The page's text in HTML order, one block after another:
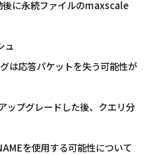
に永続ファイルのmaxscale
ュ
は応答パケットを失う可能性が
プグレードした後、クエリ分
を使用する可能性について